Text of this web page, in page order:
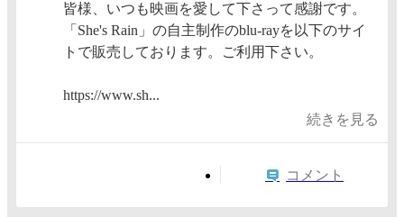
皆様、いつも映画を愛して下さって感謝です。
「She's Rain」の自主制作のblu-rayを以下のサイ
トで販売しております。ご利用下さい。
https://www.sh...
続きを見る
コメント